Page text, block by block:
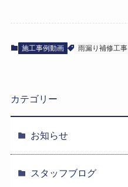
施工事例動画 雨漏り補修工事
カテゴリー
お知らせ
スタッフブログ